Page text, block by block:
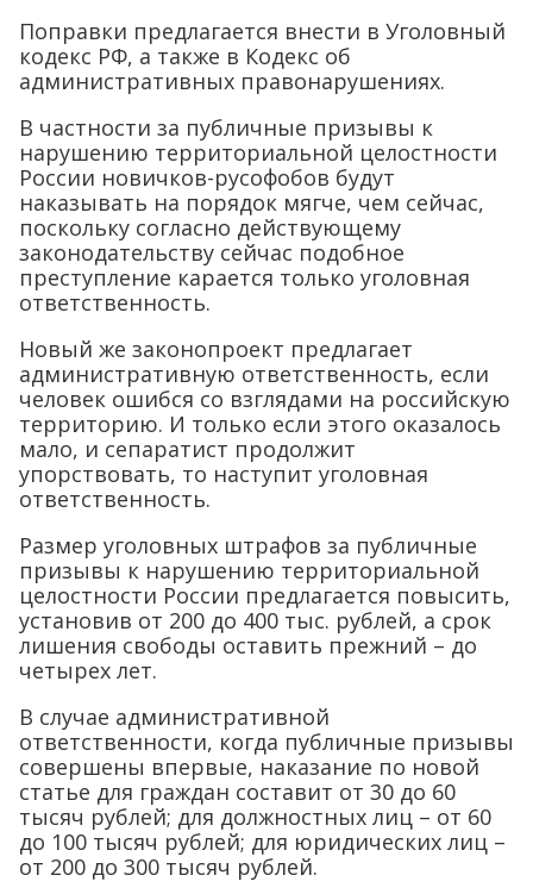
Поправки предлагается внести в Уголовный
кодекс РФ, а также в Кодекс об
административных правонарушениях.
В частности за публичные призывы к
нарушению территориальной целостности
России новичков-русофобов будут
наказывать на порядок мягче, чем сейчас,
поскольку согласно действующему
законодательству сейчас подобное
преступление карается только уголовная
ответственность.
Новый же законопроект предлагает
административную ответственность, если
человек ошибся со взглядами на российскую
территорию. И только если этого оказалось
мало, и сепаратист продолжит
упорствовать, то наступит уголовная
ответственность.
Размер уголовных штрафов за публичные
призывы к нарушению территориальной
целостности России предлагается повысить,
установив от 200 до 400 тыс. рублей, а срок
лишения свободы оставить прежний – до
четырех лет.
В случае административной
ответственности, когда публичные призывы
совершены впервые, наказание по новой
статье для граждан составит от 30 до 60
тысяч рублей; для должностных лиц – от 60
до 100 тысяч рублей; для юридических лиц –
от 200 до 300 тысяч рублей.